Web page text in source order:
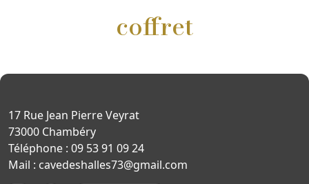
coffret
17 Rue Jean Pierre Veyrat
73000 Chambéry
Téléphone : 09 53 91 09 24
Mail : cavedeshalles73@gmail.com